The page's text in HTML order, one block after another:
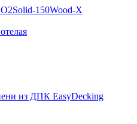
Solid-150Wood-X
из ДПК EasyDecking